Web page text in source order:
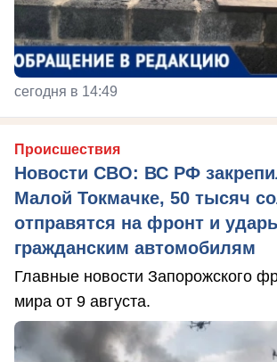
сегодня в 14:49
Происшествия
Новости СВО: ВС РФ
Малой Токмачке, 50 тысяч
отправятся на фронт и
гражданским автомобилям
Главные новости Запорожского
мира от 9 августа.